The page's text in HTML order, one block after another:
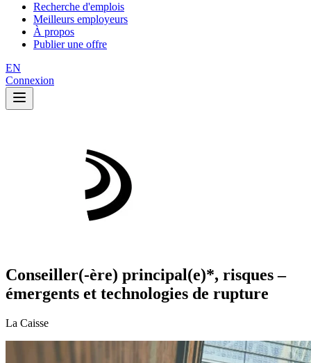
Recherche d'emplois
Meilleurs employeurs
À propos
Publier une offre
EN
Connexion
Conseiller(-ère) principal(e)*, risques –
émergents et technologies de rupture
La Caisse